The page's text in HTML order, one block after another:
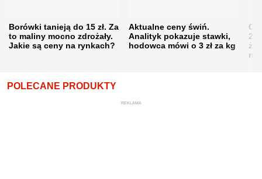
Borówki tanieją do 15 zł. Za
to maliny mocno zdrożały.
Jakie są ceny na rynkach?
Aktualne ceny świń.
Analityk pokazuje stawki,
hodowca mówi o 3 zł za kg
POLECANE PRODUKTY
REKLAMA